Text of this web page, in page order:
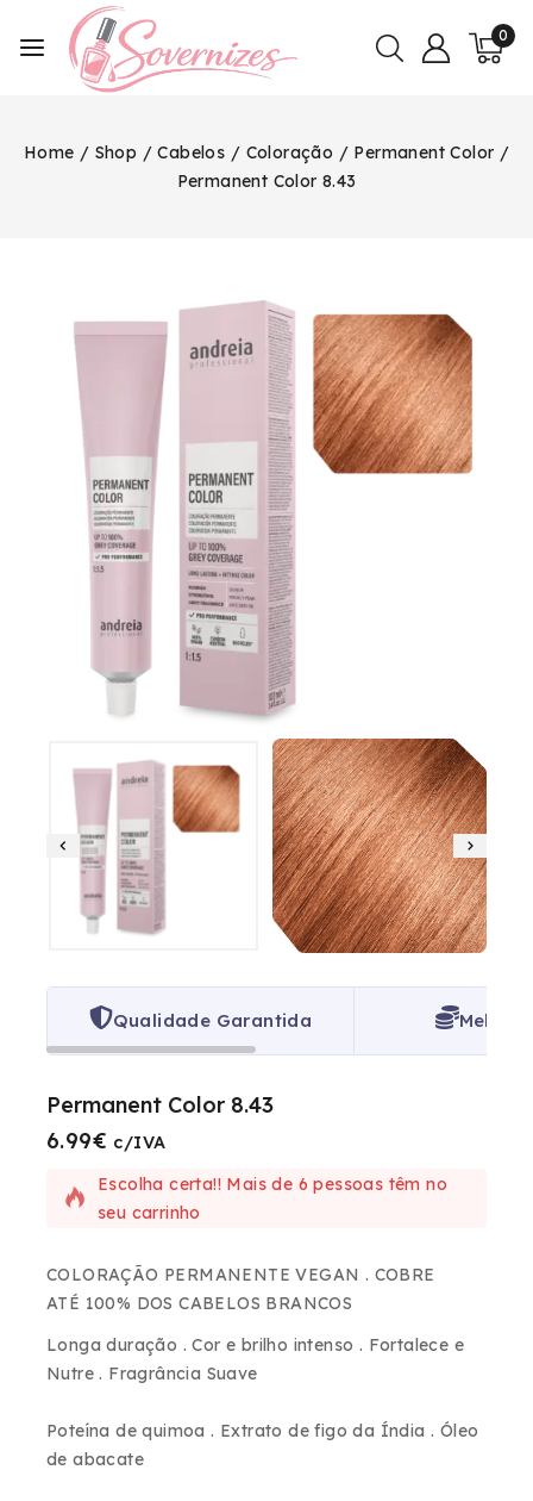
0
Home / Shop / Cabelos / Coloração / Permanent Color /
Permanent Color 8.43
Qualidade Garantida Melhor
Permanent Color 8.43
6.99€ c/IVA
4 produtos vendidos nas últimas 14 horas
Escolha certa!! Mais de 6 pessoas têm no
seu carrinho
COLORAÇÃO PERMANENTE VEGAN . COBRE
ATÉ 100% DOS CABELOS BRANCOS
Longa duração . Cor e brilho intenso . Fortalece e
Nutre . Fragrância Suave
Poteína de quimoa . Extrato de figo da Índia . Óleo
de abacate